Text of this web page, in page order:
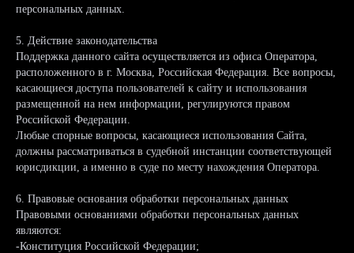
персональных данных.
5. Действие законодательства
Поддержка данного сайта осуществляется из офиса Оператора,
расположенного в г. Москва, Российская Федерация. Все вопросы,
касающиеся доступа пользователей к сайту и использования
размещенной на нем информации, регулируются правом
Российской Федерации.
Любые спорные вопросы, касающиеся использования Сайта,
должны рассматриваться в судебной инстанции соответствующей
юрисдикции, а именно в суде по месту нахождения Оператора.
6. Правовые основания обработки персональных данных
Правовыми основаниями обработки персональных данных
являются:
-Конституция Российской Федерации;
Политика конфиденциальности
Москва, Земляной Вал 9
Пн-Пт с 10:00 до 21:00
*
*компания Meta признана экстремистской
организацией